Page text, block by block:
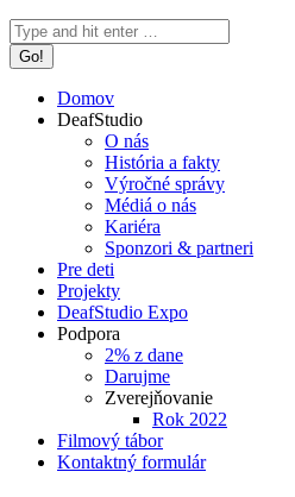
Search:
Domov
DeafStudio
O nás
História a fakty
Výročné správy
Médiá o nás
Kariéra
Sponzori & partneri
Pre deti
Projekty
DeafStudio Expo
Podpora
2% z dane
Darujme
Zverejňovanie
Rok 2022
Filmový tábor
Kontaktný formulár